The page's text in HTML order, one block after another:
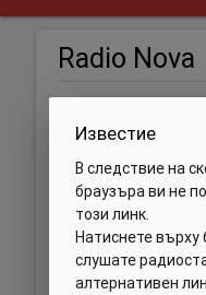
Radio Nova
Известие
В следствие на
браузъра ви не
този линк.
Натиснете
слушате
алтернативен